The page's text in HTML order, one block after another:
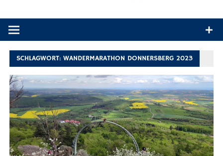
Produkttests und Buchrezensionen. Ein Blog für alle, die gern
SCHLAGWORT:WANDERMARATHON DONNERSBERG 2023